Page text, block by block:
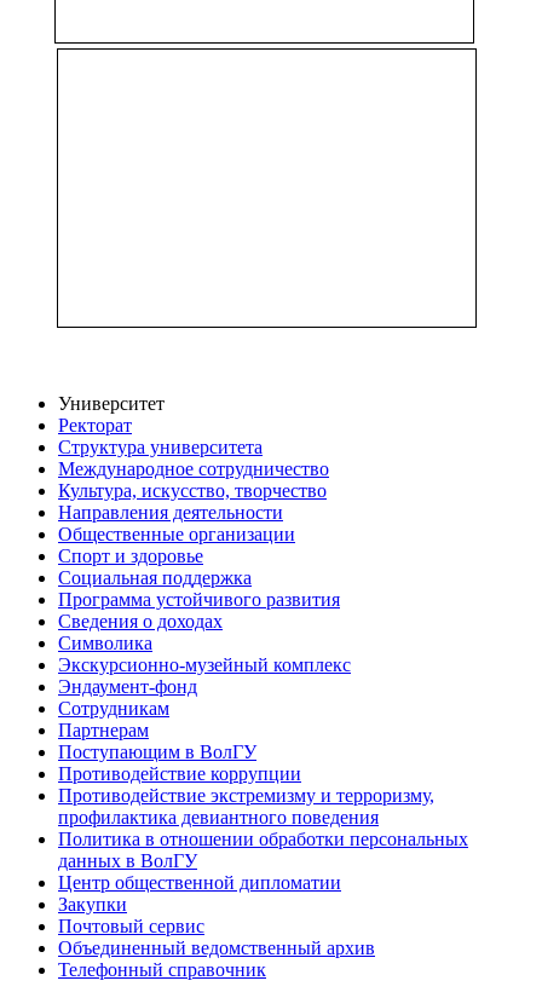
Университет
Ректорат
Структура университета
Международное сотрудничество
Культура, искусство, творчество
Направления деятельности
Общественные организации
Спорт и здоровье
Социальная поддержка
Программа устойчивого развития
Сведения о доходах
Символика
Экскурсионно-музейный комплекс
Эндаумент-фонд
Сотрудникам
Партнерам
Поступающим в ВолГУ
Противодействие коррупции
Противодействие экстремизму и терроризму,
профилактика девиантного поведения
Политика в отношении обработки персональных
данных в ВолГУ
Центр общественной дипломатии
Закупки
Почтовый сервис
Объединенный ведомственный архив
Телефонный справочник